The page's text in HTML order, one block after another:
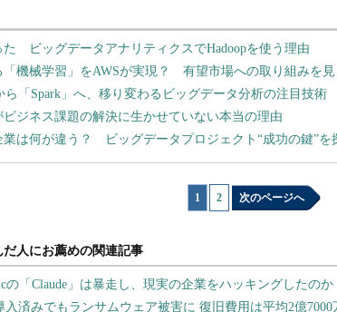
た ビッグデータアナリティクスでHadoopを使う理由
「機械学習」をAWSが実現？ 有望市場への取り組みを見
ら「Spark」へ、移り変わるビッグデータ分析の注目技術
ジネス課題の解決に生かせていない本当の理由
業は何が違う？ ビッグデータプロジェクト“成功の鍵”を
1 2 次のページへ